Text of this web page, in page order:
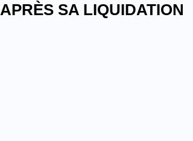
APRÈS SA LIQUIDATION